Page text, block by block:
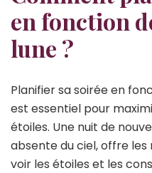
en fonction
lune ?
Planifier sa soirée en
est essentiel pour
étoiles. Une nuit de
absente du ciel, offre
voir les étoiles et les